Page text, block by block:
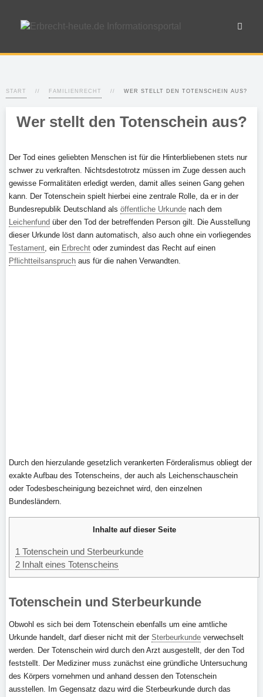
START FAMILIENRECHT WER STELLT DEN TOTENSCHEIN AUS?
Wer stellt den Totenschein aus?
Der Tod eines geliebten Menschen ist für die Hinterbliebenen stets nur
schwer zu verkraften. Nichtsdestotrotz müssen im Zuge dessen auch
gewisse Formalitäten erledigt werden, damit alles seinen Gang gehen
kann. Der Totenschein spielt hierbei eine zentrale Rolle, da er in der
Bundesrepublik Deutschland als öffentliche Urkunde nach dem
Leichenfund über den Tod der betreffenden Person gilt. Die Ausstellung
dieser Urkunde löst dann automatisch, also auch ohne ein vorliegendes
Testament, ein Erbrecht oder zumindest das Recht auf einen
Pflichtteilsanspruch aus für die nahen Verwandten.
Durch den hierzulande gesetzlich verankerten Förderalismus obliegt der
exakte Aufbau des Totenscheins, der auch als Leichenschauschein
oder Todesbescheinigung bezeichnet wird, den einzelnen
Bundesländern.
Inhalte auf dieser Seite
1 Totenschein und Sterbeurkunde
2 Inhalt eines Totenscheins
Totenschein und Sterbeurkunde
Obwohl es sich bei dem Totenschein ebenfalls um eine amtliche
Urkunde handelt, darf dieser nicht mit der Sterbeurkunde verwechselt
werden. Der Totenschein wird durch den Arzt ausgestellt, der den Tod
feststellt. Der Mediziner muss zunächst eine gründliche Untersuchung
des Körpers vornehmen und anhand dessen den Totenschein
ausstellen. Im Gegensatz dazu wird die Sterbeurkunde durch das